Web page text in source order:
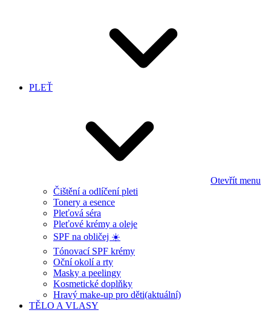
PLEŤ
Otevřít menu
Čištění a odlíčení pleti
Tonery a esence
Pleťová séra
Pleťové krémy a oleje
SPF na obličej ☀️
Tónovací SPF krémy
Oční okolí a rty
Masky a peelingy
Kosmetické doplňky
Hravý make-up pro děti(aktuální)
TĚLO A VLASY